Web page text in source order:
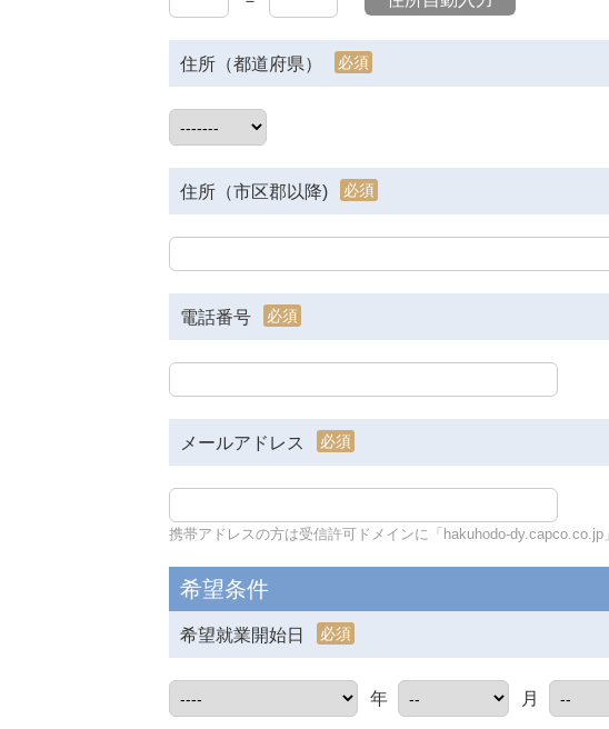
住所（都道府県） 必須
住所（市区郡以降) 必須
電話番号 必須
メールアドレス 必須
携帯アドレスの方は受信許可ドメインに「hakuhodo-dy.capco.co.jp
希望条件
希望就業開始日 必須
年 月